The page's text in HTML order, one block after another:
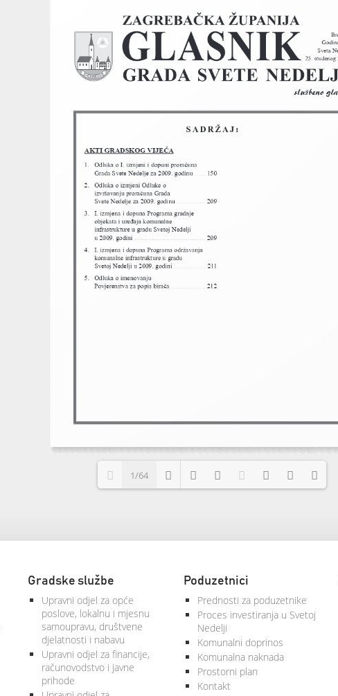
1/64
Gradske službe
Upravni odjel za opće
poslove, lokalnu i mjesnu
samoupravu, društvene
djelatnosti i nabavu
Upravni odjel za financije,
računovodstvo i javne
prihode
Poduzetnici
Prednosti za poduzetnike
Proces investiranja u Svetoj
Nedelji
Komunalni doprinos
Komunalna naknada
Prostorni plan
Kontakt